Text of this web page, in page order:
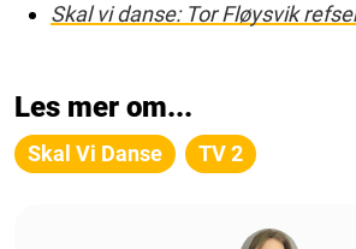
Skal vi danse: Tor Fløysvik
Les mer om...
Skal Vi Danse TV 2